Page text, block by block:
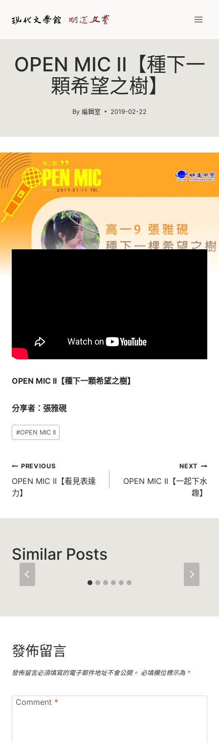
OPEN MIC II【種下一
顆希望之樹】
By 編輯室 2019-02-22
OPEN MIC II【種下一顆希望之樹】
分享者：張雅硯
Post
Tags:
#OPEN MIC II
文
章
導
覽
PREVIOUS
OPEN MIC II【看見表達
力】
NEXT
OPEN MIC II【一起下水
趣】
Similar Posts
發佈留言
發佈留言必須填寫的電子郵件地址不會公開。 必填欄位標示為 *
Comment *